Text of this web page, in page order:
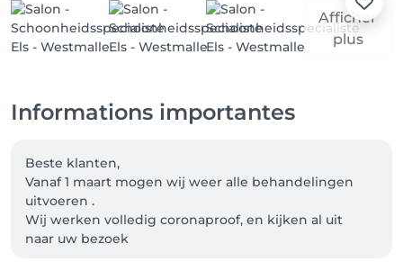
Afficher
plus
Informations importantes
Beste klanten,
Vanaf 1 maart mogen wij weer alle behandelingen
uitvoeren .
Wij werken volledig coronaproof, en kijken al uit
naar uw bezoek